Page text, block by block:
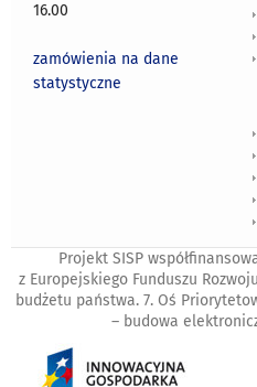
16.00
zamówienia na dane
statystyczne
Projekt SISP
z Europejskiego Funduszu
budżetu państwa. 7. Oś
– budowa